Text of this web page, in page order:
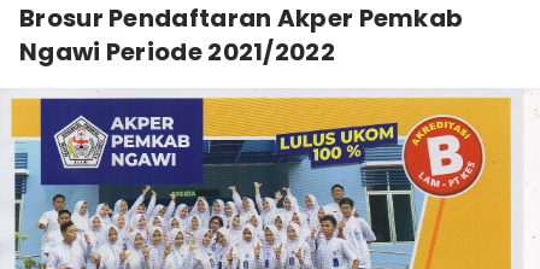
Brosur Pendaftaran Akper Pemkab
Ngawi Periode 2021/2022